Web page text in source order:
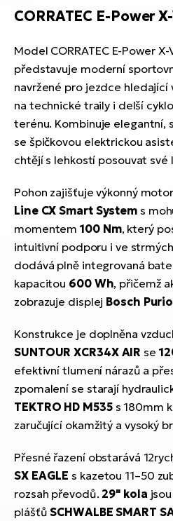
CORRATEC E-Power
Model CORRATEC E-Power
představuje moderní
navržené pro jezdce hledající
na technické traily i delší
terénu. Kombinuje elegantní,
se špičkovou elektrickou
chtějí s lehkostí posouvat své
Pohon zajišťuje výkonný motor
Line CX Smart System s
momentem100 Nm, který
intuitivní podporu i ve
dodává plně integrovaná
kapacitou 600 Wh, přičemž
zobrazuje displej Bosch
Konstrukce je doplněna
SUNTOUR XCR34X AIR se
efektivní tlumení nárazů a
zpomalení se starají
TEKTRO HD M535s 180mm
zaručující okamžitý a vysoký
Přesné řazení obstarává
SX EAGLE s kazetou 11–50
rozsah převodů. 29" kola
plášťůSCHWALBE SMART